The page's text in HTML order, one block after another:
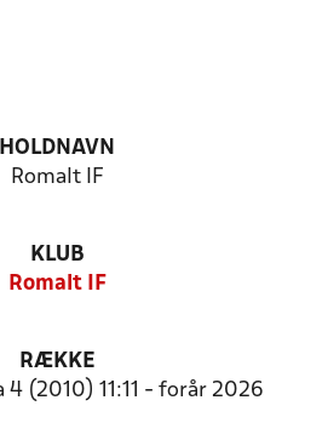
HOLDNAVN
Romalt IF
KLUB
Romalt IF
RÆKKE
4 (2010) 11:11 - forår 2026